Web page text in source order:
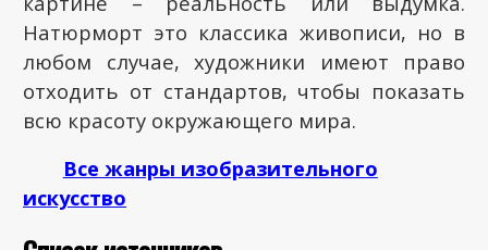
Натюрморт это классика живописи, но в
любом случае, художники имеют право
отходить от стандартов, чтобы показать
всю красоту окружающего мира.
Все жанры изобразительного
искусство